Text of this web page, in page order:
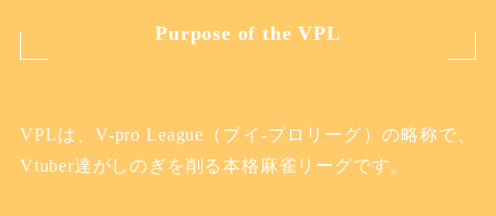
Purpose of the VPL
VPLは、V-pro League（ブイ-プロリーグ）の略称で、
Vtuber達がしのぎを削る本格麻雀リーグです。